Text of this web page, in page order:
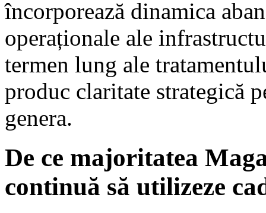
încorporează dinamica
operaționale ale
termen lung ale
produc claritate strategică
genera.
De ce majoritatea
continuă să utilizeze